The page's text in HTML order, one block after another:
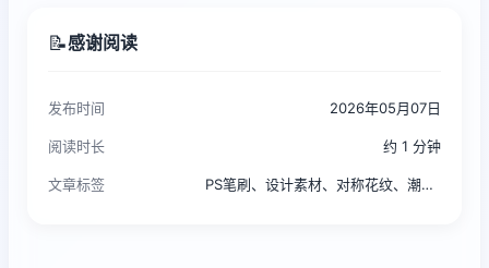
📝感谢阅读
发布时间 2026年05月07日
阅读时长 约 1 分钟
文章标签 PS笔刷、设计素材、对称花纹、潮流风格、时尚